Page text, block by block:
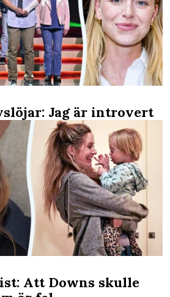
Jag är introvert
Att Downs skulle